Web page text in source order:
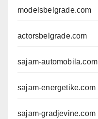
modelsbelgrade.com
actorsbelgrade.com
sajam-automobila.com
sajam-energetike.com
sajam-gradjevine.com